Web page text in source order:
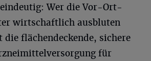
Wer die Vor-Ort-
wirtschaftlich ausbluten
die flächendeckende, sichere
für